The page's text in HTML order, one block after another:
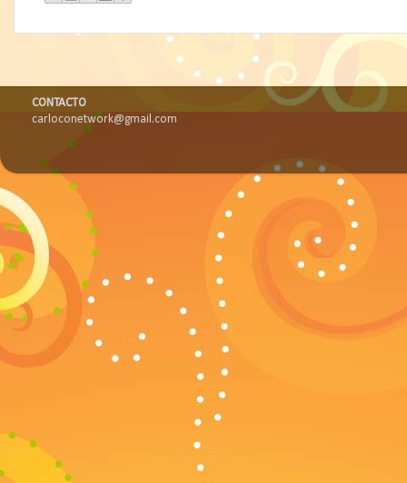
CONTACTO
carloconetwork@gmail.com